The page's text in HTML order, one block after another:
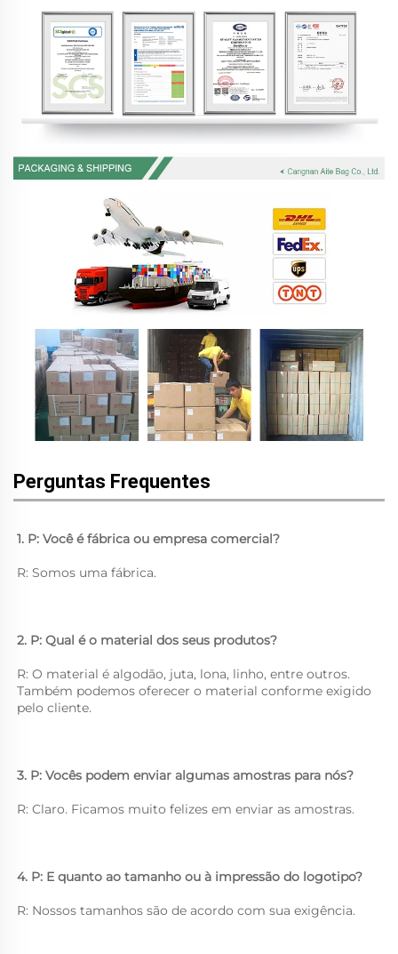
Perguntas Frequentes
1. P: Você é fábrica ou empresa comercial?
R: Somos uma fábrica.
2. P: Qual é o material dos seus produtos?
R: O material é algodão, juta, lona, linho, entre outros.
Também podemos oferecer o material conforme exigido
pelo cliente.
3. P: Vocês podem enviar algumas amostras para nós?
R: Claro. Ficamos muito felizes em enviar as amostras.
4. P: E quanto ao tamanho ou à impressão do logotipo?
R: Nossos tamanhos são de acordo com sua exigência.